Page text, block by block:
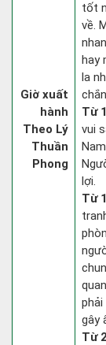
Giờ xuất
hành
Theo Lý
Thuần
Phong
tốt
về.
hay
la
Từ
vui
lợi.
Từ
gây
Từ